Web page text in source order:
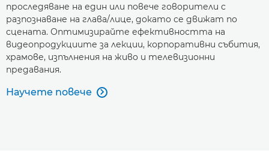
проследяване на един или повече говорители с
разпознаване на глава/лице, докато се движат по
сцената. Оптимизирайте ефективността на
видеопродукциите за лекции, корпоративни събития,
храмове, изпълнения на живо и телевизионни
предавания.
Научете повече 